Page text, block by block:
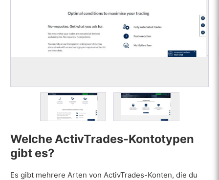
Welche ActivTrades-Kontotypen
gibt es?
Es gibt mehrere Arten von ActivTrades-Konten, die du